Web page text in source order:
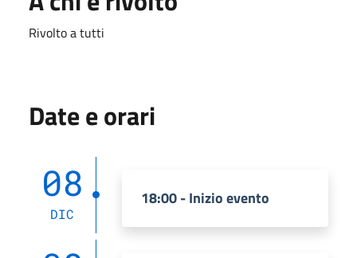
Rivolto a tutti
Date e orari
08
DIC
18:00 - Inizio evento